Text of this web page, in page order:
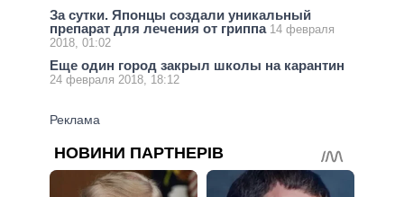
За сутки. Японцы создали уникальный
препарат для лечения от гриппа 14 февраля
2018, 01:02
Еще один город закрыл школы на карантин
24 февраля 2018, 18:12